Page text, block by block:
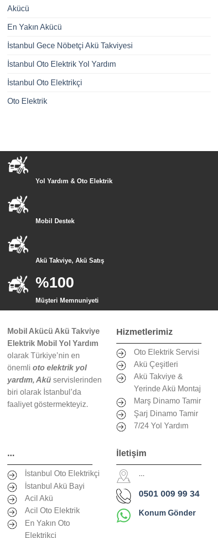
Akücü
En Yakın Akücü
İstanbul Gece Nöbetçi Akü Takviyesi
İstanbul Oto Elektrik Yol Yardım
İstanbul Oto Elektrikçi
Oto Elektrik
Yol Yardım & Oto Elektrik
Mobil Destek
Akü Takviye, Akü Satış
%100
Müşteri Memnuniyeti
Mobil Akücü Akü Takviye
Elektrik Mobil Yol Yardım
olarak Türkiye’nin en
önemli oto elektrik yol
yardım, Akü servislerinden
biri olarak İstanbul’da
faaliyet göstermekteyiz.
Hizmetlerimiz
Oto Elektrik Servisi
Akü Çeşitleri
Akü Takviye &
Yerinde Akü Montaj
Marş Dinamo Tamir
Şarj Dinamo Tamir
7/24 Yol Yardım
...
İstanbul Oto Elektrikçi
İstanbul Akü Bayi
Acil Akü
Acil Oto Elektrik
En Yakın Oto
Elektrikçi
İletişim
...
0501 009 99 34
Konum Gönder